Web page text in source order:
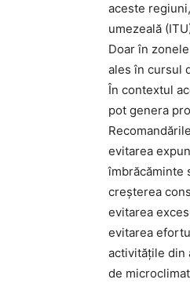
aceste
umezeală
Doar în
ales în cursul
În contextul
pot genera
evitarea
îmbrăcăminte
creșterea
evitarea
evitarea
activitățile din
de